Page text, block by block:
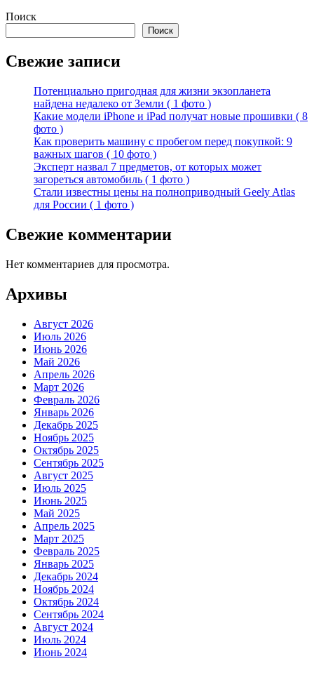
Поиск
Поиск
Свежие записи
Потенциально пригодная для жизни экзопланета
найдена недалеко от Земли ( 1 фото )
Какие модели iPhone и iPad получат новые прошивки ( 8
фото )
Как проверить машину с пробегом перед покупкой: 9
важных шагов ( 10 фото )
Эксперт назвал 7 предметов, от которых может
загореться автомобиль ( 1 фото )
Стали известны цены на полноприводный Geely Atlas
для России ( 1 фото )
Свежие комментарии
Нет комментариев для просмотра.
Архивы
Август 2026
Июль 2026
Июнь 2026
Май 2026
Апрель 2026
Март 2026
Февраль 2026
Январь 2026
Декабрь 2025
Ноябрь 2025
Октябрь 2025
Сентябрь 2025
Август 2025
Июль 2025
Июнь 2025
Май 2025
Апрель 2025
Март 2025
Февраль 2025
Январь 2025
Декабрь 2024
Ноябрь 2024
Октябрь 2024
Сентябрь 2024
Август 2024
Июль 2024
Июнь 2024